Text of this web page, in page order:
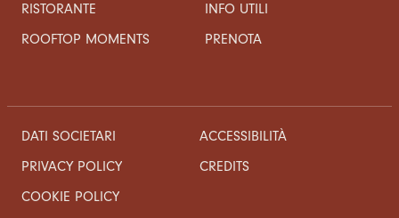
RISTORANTE
ROOFTOP MOMENTS
INFO UTILI
PRENOTA
DATI SOCIETARI
PRIVACY POLICY
COOKIE POLICY
ACCESSIBILITÀ
CREDITS